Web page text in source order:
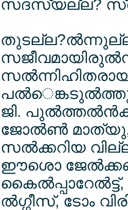
സദസ്യല്ല?
പല്‍െങ്കടുല്‍ത്തു.
ജി.
ജോല്‍ണ്‍ മാത്യു,
സല്‍ക്കറിയ
ഈശൊ
ല്‍ഗ്ഗീസ്, ടോം